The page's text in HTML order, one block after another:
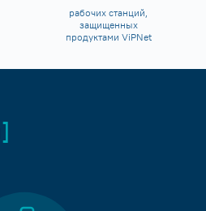
рабочих станций,
защищенных
продуктами ViPNet